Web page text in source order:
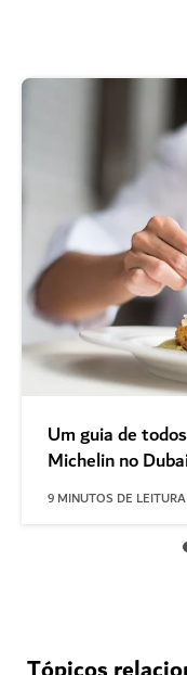
Um guia de
Michelin no
9 MINUTOS DE LEITURA